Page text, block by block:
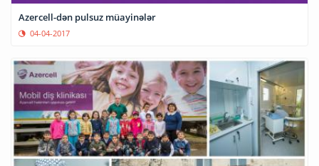
Azercell-dən pulsuz müayinələr
04-04-2017